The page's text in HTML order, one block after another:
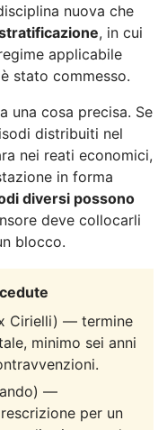
nuova che
, in cui
applicabile
stato commesso.
una cosa precisa. Se
distribuiti nel
nei reati economici,
in forma
diversi possono
deve collocarli
blocco.
Cirielli) — termine
minimo sei anni
—
per un